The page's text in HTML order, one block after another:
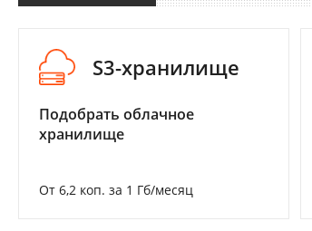
S3-хранилище
Подобрать облачное
хранилище
От 6,2 коп. за 1 Гб/месяц